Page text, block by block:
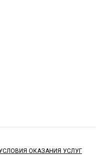
ОКАЗАНИЯ УСЛУГ